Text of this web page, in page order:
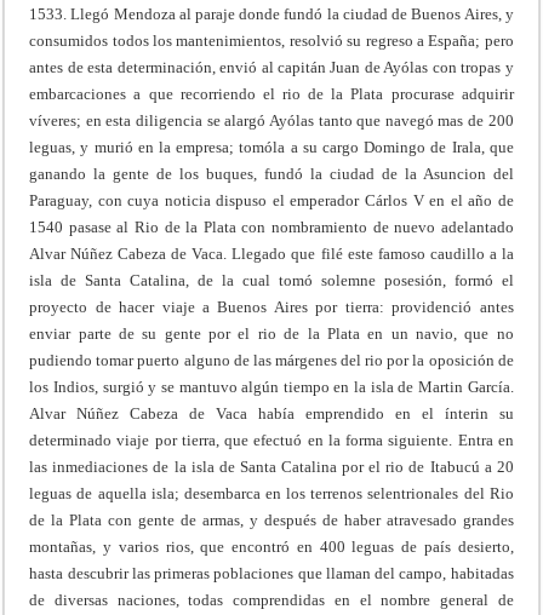
1533. Llegó Mendoza al paraje donde fundó la ciudad de Buenos Aires, y
consumidos todos los mantenimientos, resolvió su regreso a España; pero
antes de esta determinación, envió al capitán Juan de Ayólas con tropas y
embarcaciones a que recorriendo el rio de la Plata procurase adquirir
víveres; en esta diligencia se alargó Ayólas tanto que navegó mas de 200
leguas, y murió en la empresa; tomóla a su cargo Domingo de Irala, que
ganando la gente de los buques, fundó la ciudad de la Asuncion del
Paraguay, con cuya noticia dispuso el emperador Cárlos V en el año de
1540 pasase al Rio de la Plata con nombramiento de nuevo adelantado
Alvar Núñez Cabeza de Vaca. Llegado que filé este famoso caudillo a la
isla de Santa Catalina, de la cual tomó solemne posesión, formó el
proyecto de hacer viaje a Buenos Aires por tierra: providenció antes
enviar parte de su gente por el rio de la Plata en un navio, que no
pudiendo tomar puerto alguno de las márgenes del rio por la oposición de
los Indios, surgió y se mantuvo algún tiempo en la isla de Martin García.
Alvar Núñez Cabeza de Vaca había emprendido en el ínterin su
determinado viaje por tierra, que efectuó en la forma siguiente. Entra en
las inmediaciones de la isla de Santa Catalina por el rio de Itabucú a 20
leguas de aquella isla; desembarca en los terrenos selentrionales del Rio
de la Plata con gente de armas, y después de haber atravesado grandes
montañas, y varios rios, que encontró en 400 leguas de país desierto,
hasta descubrir las primeras poblaciones que llaman del campo, habitadas
de diversas naciones, todas comprendidas en el nombre general de